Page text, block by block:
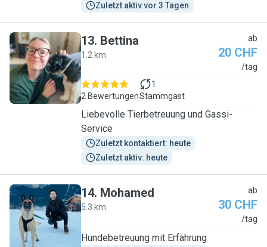
Zuletzt aktiv vor 3 Tagen
B
13. Bettina
1.2 km
ab
20 CHF
/tag
2 Bewertungen
1
Stammgast
Liebevolle Tierbetreuung und Gassi-
Service
Zuletzt kontaktiert: heute
Zuletzt aktiv: heute
M
14. Mohamed
5.3 km
ab
30 CHF
/tag
Hundebetreuung mit Erfahrung